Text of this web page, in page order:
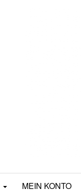
MEIN KONTO